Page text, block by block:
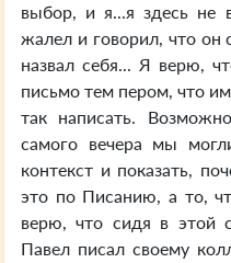
выбор, и я...я здесь не
жалел и говорил, что он
назвал себя... Я верю,
письмо тем пером, что
так написать.
самого вечера мы
контекст и показать,
это по Писанию, а то,
верю, что сидя в этой
Павел писал своему